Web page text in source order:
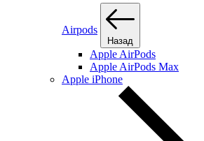
Airpods
Назад
Apple AirPods
Apple AirPods Max
Apple iPhone